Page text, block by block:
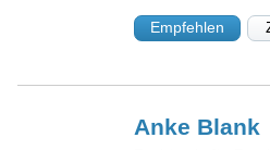
Empfehlen
Anke Blank